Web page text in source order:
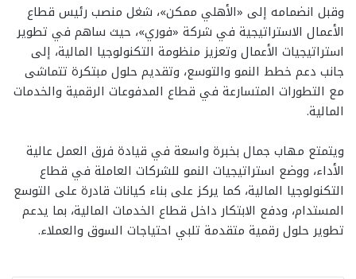
وقبل انضمامه إلى «الأهلي ممكن»، شغل منصب رئيس قطاع
الأعمال الاستراتيجية في شركة «فوري»، حيث ساهم في تطوير
استراتيجيات الأعمال وتعزيز منظومة التكنولوجيا المالية، إلى
جانب دعم خطط النمو والتوسع، وتقديم حلول مبتكرة تتماشى
مع التطورات المتسارعة في قطاع المدفوعات الرقمية والخدمات
المالية.
ويتمتع مهاب جمال بخبرة واسعة في قيادة فرق العمل عالية
الأداء، ووضع استراتيجيات النمو للشركات العاملة في قطاع
التكنولوجيا المالية، كما يركز على بناء كيانات قادرة على التوسع
المستدام، ودفع الابتكار داخل قطاع الخدمات المالية، بما يدعم
تطوير حلول رقمية متقدمة تلبي احتياجات السوق والعملاء.